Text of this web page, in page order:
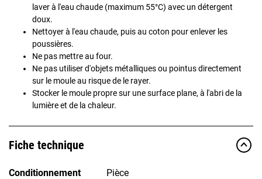
laver à l'eau chaude (maximum 55°C) avec un détergent
doux.
Nettoyer à l'eau chaude, puis au coton pour enlever les
poussières.
Ne pas mettre au four.
Ne pas utiliser d'objets métalliques ou pointus directement
sur le moule au risque de le rayer.
Stocker le moule propre sur une surface plane, à l'abri de la
lumière et de la chaleur.
Fiche technique
Conditionnement
Pièce